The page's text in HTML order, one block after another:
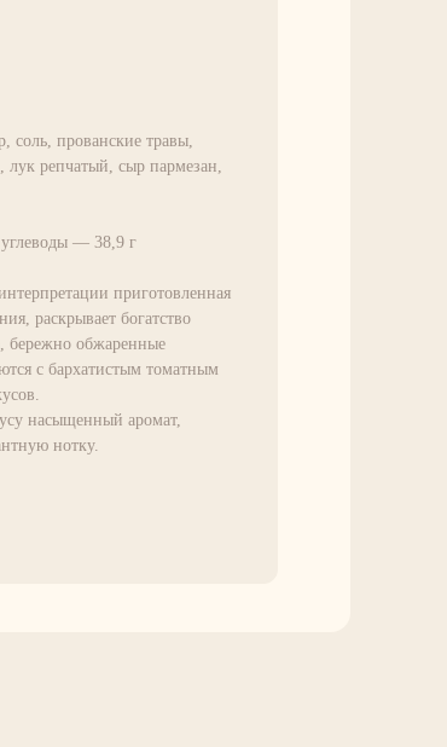
соль, прованские травы,
репчатый, сыр пармезан,
— 38,9 г
приготовленная
раскрывает богатство
бережно обжаренные
с бархатистым томатным
насыщенный аромат,
нотку.